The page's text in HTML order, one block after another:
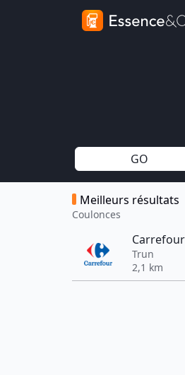
GO
Meilleurs résultats
Coulonces
Trun
2,1 km